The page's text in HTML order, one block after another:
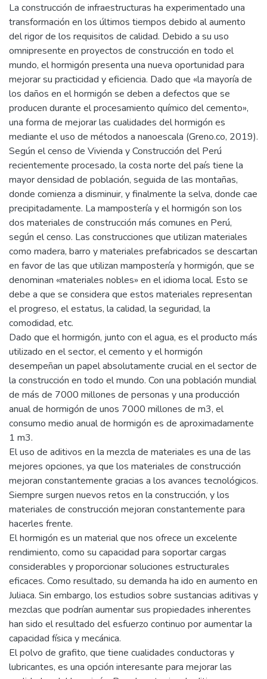
La construcción de infraestructuras ha experimentado una
transformación en los últimos tiempos debido al aumento
del rigor de los requisitos de calidad. Debido a su uso
omnipresente en proyectos de construcción en todo el
mundo, el hormigón presenta una nueva oportunidad para
mejorar su practicidad y eficiencia. Dado que «la mayoría de
los daños en el hormigón se deben a defectos que se
producen durante el procesamiento químico del cemento»,
una forma de mejorar las cualidades del hormigón es
mediante el uso de métodos a nanoescala (Greno.co, 2019).
Según el censo de Vivienda y Construcción del Perú
recientemente procesado, la costa norte del país tiene la
mayor densidad de población, seguida de las montañas,
donde comienza a disminuir, y finalmente la selva, donde cae
precipitadamente. La mampostería y el hormigón son los
dos materiales de construcción más comunes en Perú,
según el censo. Las construcciones que utilizan materiales
como madera, barro y materiales prefabricados se descartan
en favor de las que utilizan mampostería y hormigón, que se
denominan «materiales nobles» en el idioma local. Esto se
debe a que se considera que estos materiales representan
el progreso, el estatus, la calidad, la seguridad, la
comodidad, etc.
Dado que el hormigón, junto con el agua, es el producto más
utilizado en el sector, el cemento y el hormigón
desempeñan un papel absolutamente crucial en el sector de
la construcción en todo el mundo. Con una población mundial
de más de 7000 millones de personas y una producción
anual de hormigón de unos 7000 millones de m3, el
consumo medio anual de hormigón es de aproximadamente
1 m3.
El uso de aditivos en la mezcla de materiales es una de las
mejores opciones, ya que los materiales de construcción
mejoran constantemente gracias a los avances tecnológicos.
Siempre surgen nuevos retos en la construcción, y los
materiales de construcción mejoran constantemente para
hacerles frente.
El hormigón es un material que nos ofrece un excelente
rendimiento, como su capacidad para soportar cargas
considerables y proporcionar soluciones estructurales
eficaces. Como resultado, su demanda ha ido en aumento en
Juliaca. Sin embargo, los estudios sobre sustancias aditivas y
mezclas que podrían aumentar sus propiedades inherentes
han sido el resultado del esfuerzo continuo por aumentar la
capacidad física y mecánica.
El polvo de grafito, que tiene cualidades conductoras y
lubricantes, es una opción interesante para mejorar las